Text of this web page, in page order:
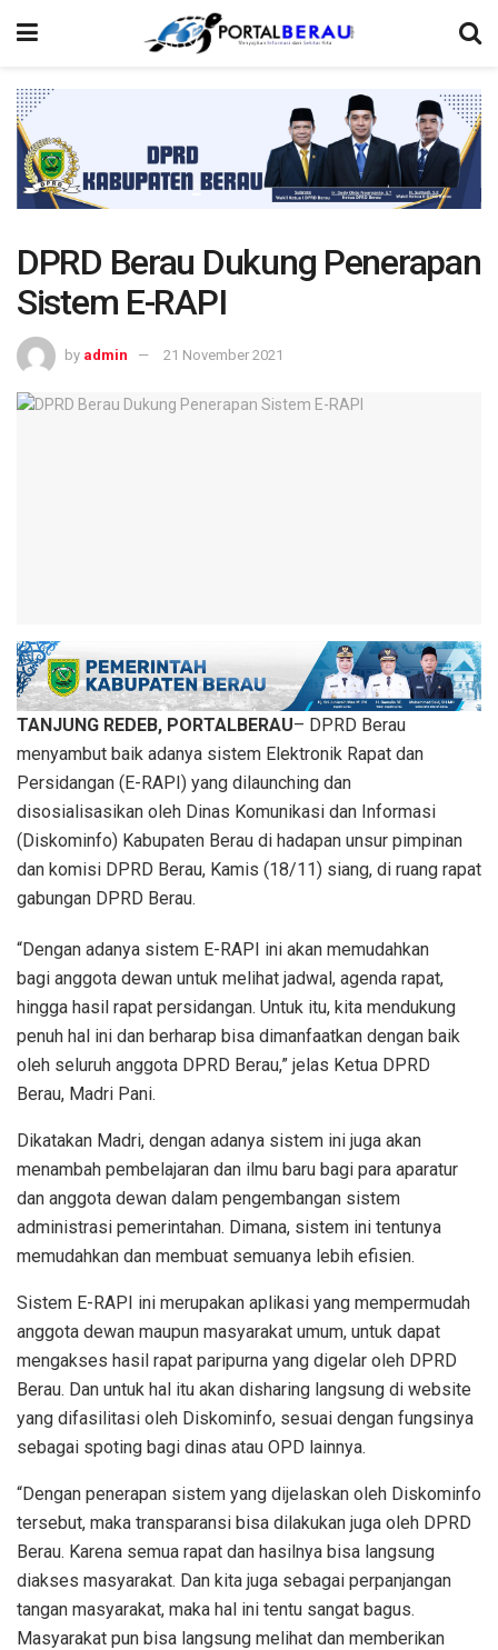
DPRD Berau Dukung Penerapan
Sistem E-RAPI
by admin 21 November 2021
TANJUNG REDEB, PORTALBERAU– DPRD Berau
menyambut baik adanya sistem Elektronik Rapat dan
Persidangan (E-RAPI) yang dilaunching dan
disosialisasikan oleh Dinas Komunikasi dan Informasi
(Diskominfo) Kabupaten Berau di hadapan unsur pimpinan
dan komisi DPRD Berau, Kamis (18/11) siang, di ruang rapat
gabungan DPRD Berau.
“Dengan adanya sistem E-RAPI ini akan memudahkan
bagi anggota dewan untuk melihat jadwal, agenda rapat,
hingga hasil rapat persidangan. Untuk itu, kita mendukung
penuh hal ini dan berharap bisa dimanfaatkan dengan baik
oleh seluruh anggota DPRD Berau,” jelas Ketua DPRD
Berau, Madri Pani.
Dikatakan Madri, dengan adanya sistem ini juga akan
menambah pembelajaran dan ilmu baru bagi para aparatur
dan anggota dewan dalam pengembangan sistem
administrasi pemerintahan. Dimana, sistem ini tentunya
memudahkan dan membuat semuanya lebih efisien.
Sistem E-RAPI ini merupakan aplikasi yang mempermudah
anggota dewan maupun masyarakat umum, untuk dapat
mengakses hasil rapat paripurna yang digelar oleh DPRD
Berau. Dan untuk hal itu akan disharing langsung di website
yang difasilitasi oleh Diskominfo, sesuai dengan fungsinya
sebagai spoting bagi dinas atau OPD lainnya.
“Dengan penerapan sistem yang dijelaskan oleh Diskominfo
tersebut, maka transparansi bisa dilakukan juga oleh DPRD
Berau. Karena semua rapat dan hasilnya bisa langsung
diakses masyarakat. Dan kita juga sebagai perpanjangan
tangan masyarakat, maka hal ini tentu sangat bagus.
Masyarakat pun bisa langsung melihat dan memberikan